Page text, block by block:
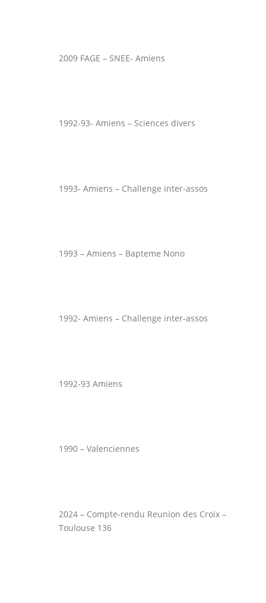
2009 FAGE – SNEE- Amiens
1992-93- Amiens – Sciences divers
1993- Amiens – Challenge inter-assos
1993 – Amiens – Bapteme Nono
1992- Amiens – Challenge inter-assos
1992-93 Amiens
1990 – Valenciennes
2024 – Compte-rendu Reunion des Croix –
Toulouse 136